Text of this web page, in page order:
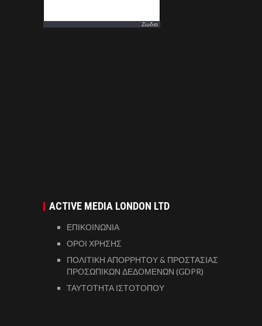
Ζωδια
ACTIVE MEDIA LONDON LTD
ΕΠΙΚΟΙΝΩΝΙΑ
ΟΡΟΙ ΧΡΗΣΗΣ
ΠΟΛΙΤΙΚΗ ΑΠΟΡΡΗΤΟΥ & ΠΡΟΣΤΑΣΙΑΣ
ΠΡΟΣΩΠΙΚΩΝ ΔΕΔΟΜΕΝΩΝ (GDPR)
ΤΑΥΤΟΤΗΤΑ ΙΣΤΟΤΟΠΟΥ